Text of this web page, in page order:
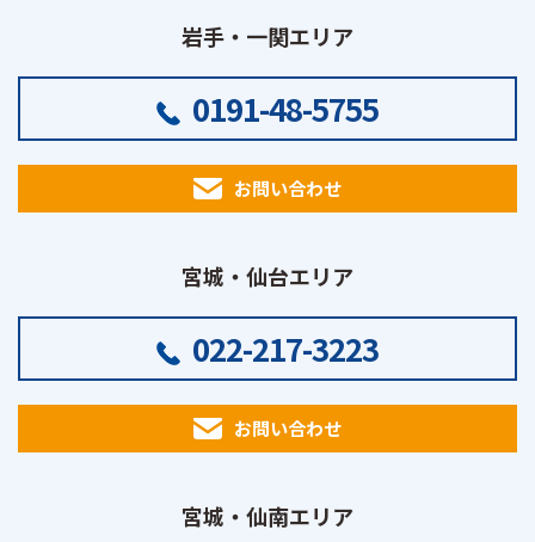
岩手・一関エリア
0191-48-5755
お問い合わせ
宮城・仙台エリア
022-217-3223
お問い合わせ
宮城・仙南エリア